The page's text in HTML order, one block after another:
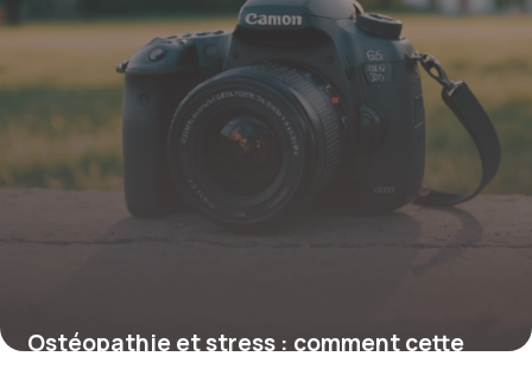
Ostéopathie et stress : comment cette